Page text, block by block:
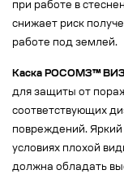
при работе в
снижает риск
работе под землей.
Каска РОСОМЗ™
для защиты от
соответствующих
повреждений.
условиях плохой
должна обладать